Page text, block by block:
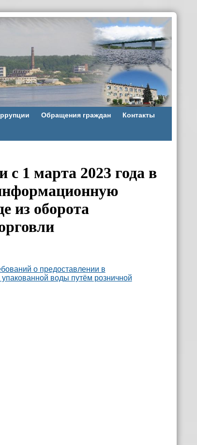
Обращения граждан Контакты
1 марта 2023 года в
из оборота
о предоставлении в
воды путём розничной